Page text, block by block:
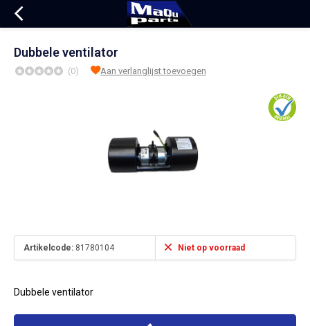
Dubbele ventilator
(0) Aan verlanglijst toevoegen
Artikelcode: 81780104 Niet op voorraad
Dubbele ventilator